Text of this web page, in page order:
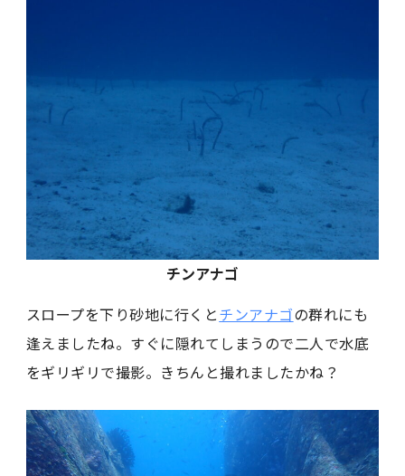
チンアナゴ
スロープを下り砂地に行くとチンアナゴの群れにも
逢えましたね。すぐに隠れてしまうので二人で水底
をギリギリで撮影。きちんと撮れましたかね？